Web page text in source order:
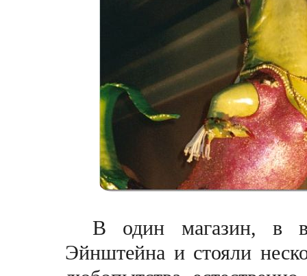
В один магазин, в
Эйнштейна и стояли